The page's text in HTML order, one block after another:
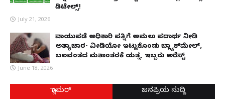
ಡಿಟೇಲ್ಸ್!
July 21, 2026
ವಾಯುಪಡೆ ಅಧಿಕಾರಿ ಪತ್ನಿಗೆ ಅಮಲು ಪದಾರ್ಥ ನೀಡಿ
ಅತ್ಯಾಚಾರ- ವೀಡಿಯೋ ಇಟ್ಟುಕೊಂಡು ಬ್ಲ್ಯಾಕ್‌ಮೇಲ್,
ಬಲವಂತದ ಮತಾಂತರಕ್ಕೆ ಯತ್ನ, ಇಬ್ಬರು ಅರೆಸ್ಟ್
June 18, 2026
ಗ್ಲಾಮರ್ ಜನಪ್ರಿಯ ಸುದ್ದಿ